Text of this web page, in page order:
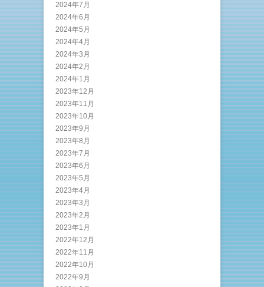
2024年7月
2024年6月
2024年5月
2024年4月
2024年3月
2024年2月
2024年1月
2023年12月
2023年11月
2023年10月
2023年9月
2023年8月
2023年7月
2023年6月
2023年5月
2023年4月
2023年3月
2023年2月
2023年1月
2022年12月
2022年11月
2022年10月
2022年9月